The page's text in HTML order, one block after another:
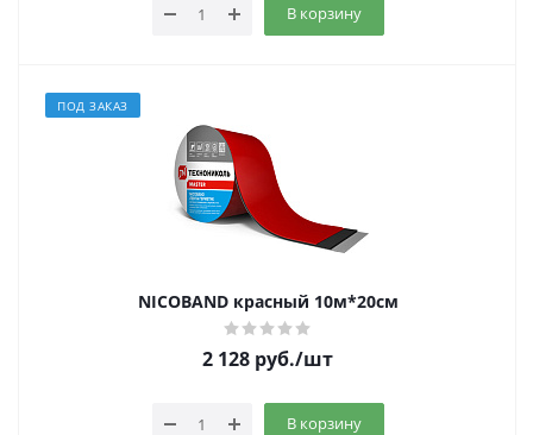
В корзину
ПОД ЗАКАЗ
NICOBAND красный 10м*20см
2 128 руб./шт
В корзину